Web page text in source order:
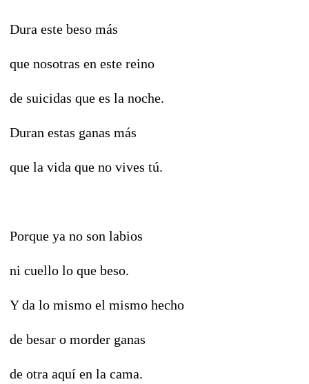
Dura este beso más
que nosotras en este reino
de suicidas que es la noche.
Duran estas ganas más
que la vida que no vives tú.
Porque ya no son labios
ni cuello lo que beso.
Y da lo mismo el mismo hecho
de besar o morder ganas
de otra aquí en la cama.